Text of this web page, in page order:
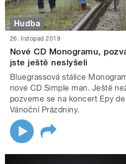
Hudba
26. listopad 2019
Nové CD Monogramu,
jste ještě neslyšeli
Bluegrassová stálice
nové CD Simple man. Ještě
pozveme se na koncert Epy
Vánoční Prázdniny.